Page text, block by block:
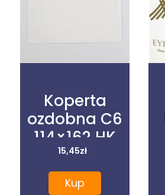
Koperta
ozdobna C6
114×162 HK
DELICATE
biała 25szt.
15,45zł
Kup